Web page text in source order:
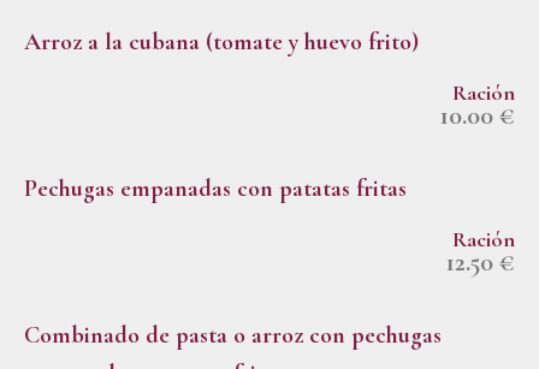
Arroz a la cubana (tomate y huevo frito)
Ración
10.00 €
Pechugas empanadas con patatas fritas
Ración
12.50 €
Combinado de pasta o arroz con pechugas